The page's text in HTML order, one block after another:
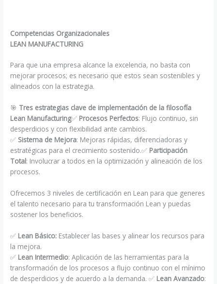
Competencias Organizacionales
LEAN MANUFACTURING
Para que una empresa alcance la excelencia, no basta con
mejorar procesos; es necesario que estos sean sostenibles y
alineados con la estrategia.
🎯 Tres estrategias clave de implementación de la filosofía
Lean Manufacturing✅ Procesos Perfectos: Flujo continuo, sin
desperdicios y con flexibilidad ante cambios.
✅ Sistema de Mejora: Mejoras rápidas, diferenciadoras y
estratégicas para el crecimiento sostenido.✅ Participación
Total: Involucrar a todos en la optimización y alineación de los
procesos.
Ofrecemos 3 niveles de certificación en Lean para que generes
el talento necesario para tu transformación Lean y puedas
sostener los beneficios.
✅ Lean Básico: Establecer las bases y alinear los recursos para
la mejora.
✅ Lean Intermedio: Aplicación de las herramientas para la
transformación de los procesos a flujo continuo con el mínimo
de desperdicios y de acuerdo a la demanda. ✅ Lean Avanzado: